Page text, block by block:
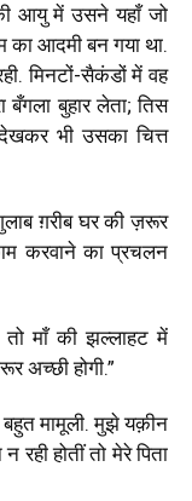
आयु में उसने यहाँ जो
का आदमी बन गया था.
मिनटों-सैकंडों में वह
बँगला बुहार लेता; तिस
भी उसका चित्त
ग़रीब घर की ज़रूर
करवाने का प्रचलन
तो माँ की झल्लाहट में
अच्छी होगी.”
मामूली. मुझे यक़ीन
रही होतीं तो मेरे पिता